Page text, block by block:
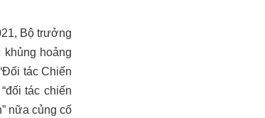
Bộ trưởng
hoảng
tác Chiến
tác chiến
nữa củng cố